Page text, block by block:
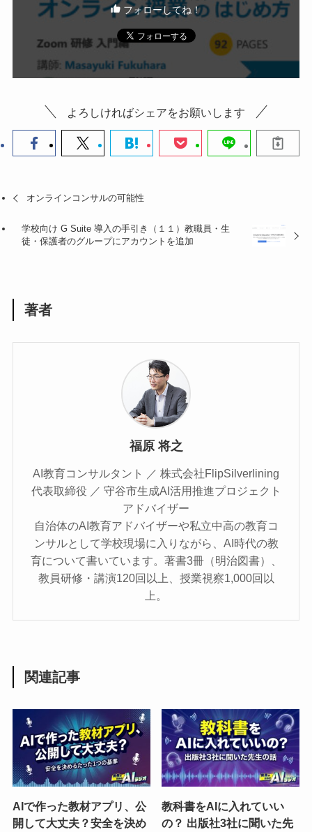
フォローしてね！
よろしければシェアをお願いします
オンラインコンサルの可能性
学校向け G Suite 導入の手引き（１１）教職員・生
徒・保護者のグループにアカウントを追加
著者
福原 将之
AI教育コンサルタント ／ 株式会社FlipSilverlining
代表取締役 ／ 守谷市生成AI活用推進プロジェクト
アドバイザー
自治体のAI教育アドバイザーや私立中高の教育コ
ンサルとして学校現場に入りながら、AI時代の教
育について書いています。著書3冊（明治図書）、
教員研修・講演120回以上、授業視察1,000回以
上。
関連記事
AIで作った教材アプリ、公
開して大丈夫？安全を決め
教科書をAIに入れていい
の？ 出版社3社に聞いた先